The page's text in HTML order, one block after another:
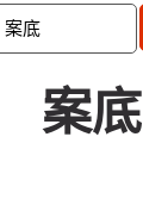
案底